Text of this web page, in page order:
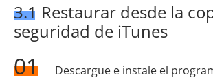
3.1 Restaurar desde la
seguridad de iTunes
01
Descargue e instale el